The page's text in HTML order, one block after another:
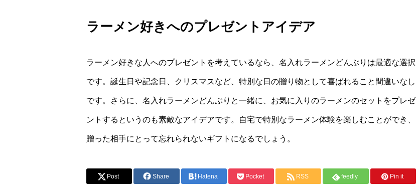
ラーメン好きへのプレゼントアイデア
ラーメン好きな人へのプレゼントを考えているなら、名入れラーメンどんぶりは最適な選択
です。誕生日や記念日、クリスマスなど、特別な日の贈り物として喜ばれること間違いなし
です。さらに、名入れラーメンどんぶりと一緒に、お気に入りのラーメンのセットをプレゼ
ントするというのも素敵なアイデアです。自宅で特別なラーメン体験を楽しむことができ、
贈った相手にとって忘れられないギフトになるでしょう。
Post Share Hatena Pocket RSS feedly Pin it